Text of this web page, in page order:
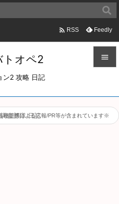
トオペ2
ン2 攻略 日記

サイド

 RSS Feedly
査部隊 日記
種提携による広報/PR等が含まれています※